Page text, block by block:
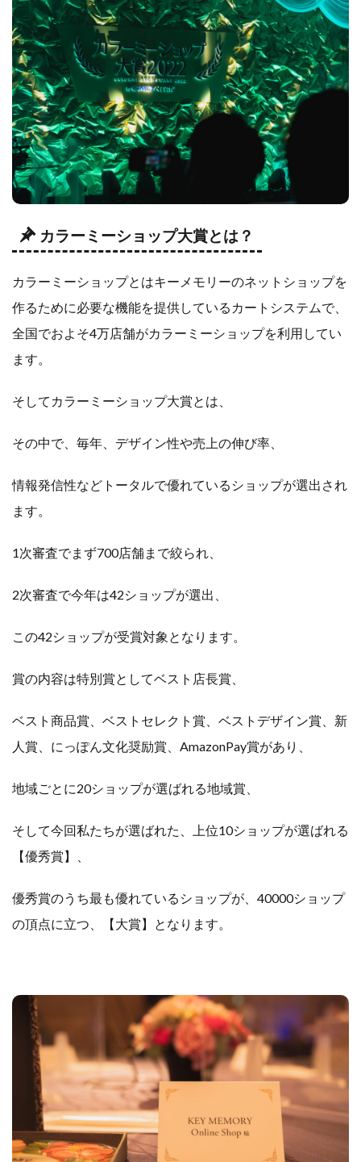
カラーミーショップ大賞とは？
カラーミーショップとはキーメモリーのネットショップを
作るために必要な機能を提供しているカートシステムで、
全国でおよそ4万店舗がカラーミーショップを利用してい
ます。
そしてカラーミーショップ大賞とは、
その中で、毎年、デザイン性や売上の伸び率、
情報発信性などトータルで優れているショップが選出され
ます。
1次審査でまず700店舗まで絞られ、
2次審査で今年は42ショップが選出、
この42ショップが受賞対象となります。
賞の内容は特別賞としてベスト店長賞、
ベスト商品賞、ベストセレクト賞、ベストデザイン賞、新
人賞、にっぽん文化奨励賞、AmazonPay賞があり、
地域ごとに20ショップが選ばれる地域賞、
そして今回私たちが選ばれた、上位10ショップが選ばれる
【優秀賞】、
優秀賞のうち最も優れているショップが、40000ショップ
の頂点に立つ、【大賞】となります。